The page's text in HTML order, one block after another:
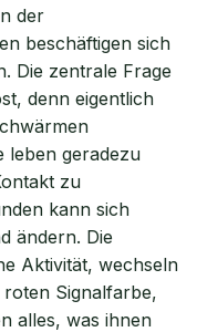
der
beschäftigen sich
Die zentrale Frage
denn eigentlich
leben geradezu
zu
kann sich
ändern. Die
Aktivität, wechseln
Signalfarbe,
alles, was ihnen